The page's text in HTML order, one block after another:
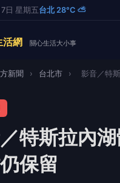
日 星期五台北 28°C ⛅
活網 關心生活大小事
新聞 › 台北市 › 影音／特
特斯拉內
保留